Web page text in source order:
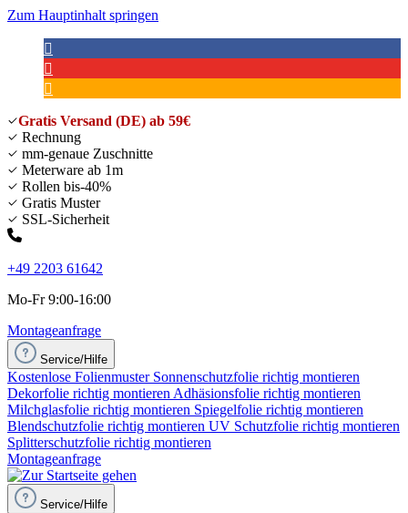
Zum Hauptinhalt springen
Gratis Versand (DE) ab 59€
Rechnung
mm-genaue Zuschnitte
Meterware ab 1m
Rollen bis-40%
Gratis Muster
SSL-Sicherheit
+49 2203 61642
Mo-Fr 9:00-16:00
Montageanfrage
Service/Hilfe
Kostenlose Folienmuster Sonnenschutzfolie richtig montieren
Dekorfolie richtig montieren Adhäsionsfolie richtig montieren
Milchglasfolie richtig montieren Spiegelfolie richtig montieren
Blendschutzfolie richtig montieren UV Schutzfolie richtig montieren
Splitterschutzfolie richtig montieren
Montageanfrage
Service/Hilfe